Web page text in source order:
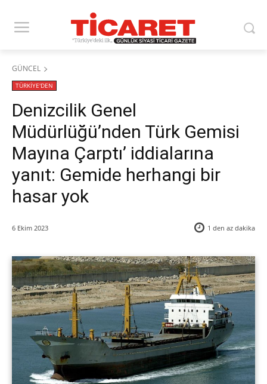
GÜNCEL
TÜRKİYE'DEN
Denizcilik Genel
Müdürlüğü’nden Türk Gemisi
Mayına Çarptı’ iddialarına
yanıt: Gemide herhangi bir
hasar yok
6 Ekim 2023 1 den az dakika